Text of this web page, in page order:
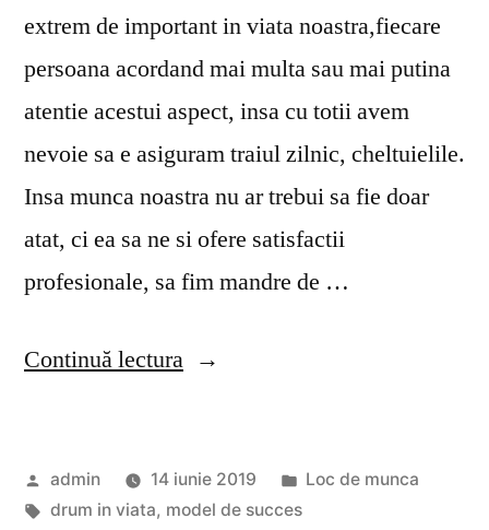
extrem de important in viata noastra,fiecare
persoana acordand mai multa sau mai putina
atentie acestui aspect, insa cu totii avem
nevoie sa e asiguram traiul zilnic, cheltuielile.
Insa munca noastra nu ar trebui sa fie doar
atat, ci ea sa ne si ofere satisfactii
profesionale, sa fim mandre de …
Continuă lectura„Bucuria
care
Publicat
de
admin 14 iunie 2019
Publicat
Loc de munca
Etichete:
drum in viata, model de succes